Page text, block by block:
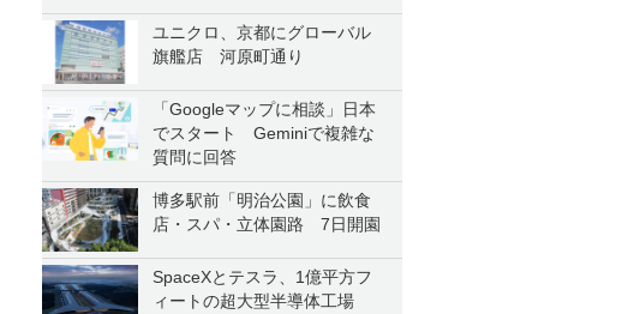
ユニクロ、京都にグローバル
旗艦店 河原町通り
「Googleマップに相談」日本
でスタート Geminiで複雑な
質問に回答
博多駅前「明治公園」に飲食
店・スパ・立体園路 7日開園
SpaceXとテスラ、1億平方フ
ィートの超大型半導体工場